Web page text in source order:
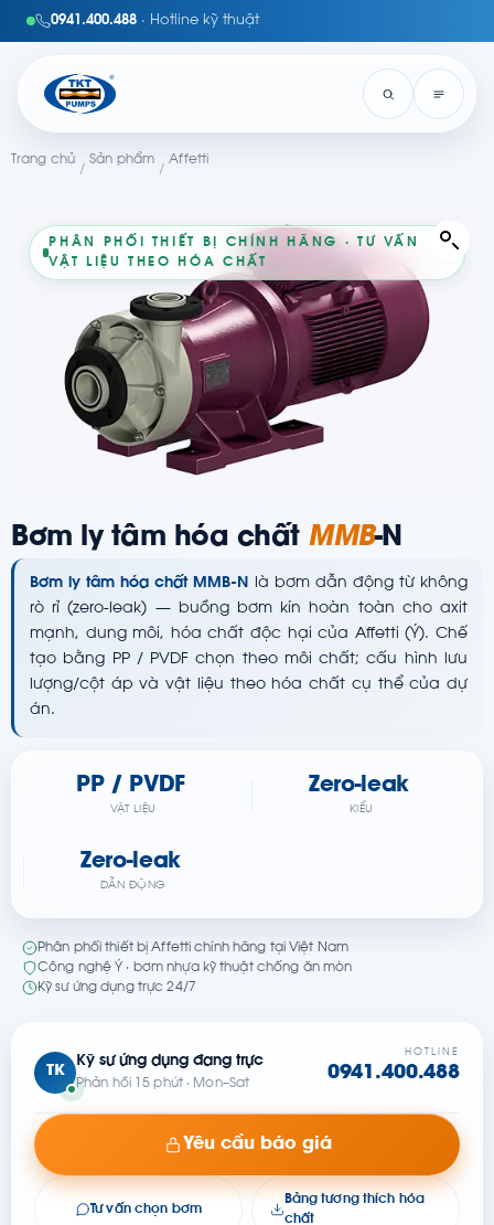
0941.400.488 · Hotline kỹ thuật
Trang chủ
/
Sản phẩm
/
Affetti
PHÂN PHỐI THIẾT BỊ CHÍNH HÃNG · TƯ VẤN
VẬT LIỆU THEO HÓA CHẤT
Bơm ly tâm hóa chất MMB-N
Bơm ly tâm hóa chất MMB-N là bơm dẫn động từ không
rò rỉ (zero-leak) — buồng bơm kín hoàn toàn cho axit
mạnh, dung môi, hóa chất độc hại của Affetti (Ý). Chế
tạo bằng PP / PVDF chọn theo môi chất; cấu hình lưu
lượng/cột áp và vật liệu theo hóa chất cụ thể của dự
án.
PP / PVDF
VẬT LIỆU
Zero-leak
KIỂU
Zero-leak
DẪN ĐỘNG
Phân phối thiết bị Affetti chính hãng tại Việt Nam
Công nghệ Ý · bơm nhựa kỹ thuật chống ăn mòn
Kỹ sư ứng dụng trực 24/7
TK
Kỹ sư ứng dụng đang trực
Phản hồi 15 phút · Mon–Sat
HOTLINE
0941.400.488
Yêu cầu báo giá
Tư vấn chọn bơm
Bảng tương thích hóa
chất